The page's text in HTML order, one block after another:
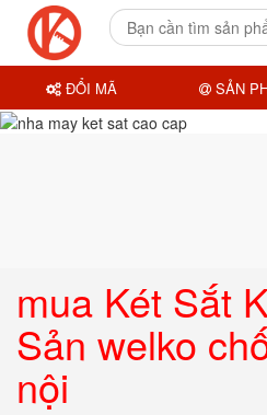
mua Két Sắt
Sản welko
nội
ĐỔI MÃ SẢN